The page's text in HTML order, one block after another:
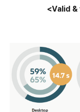
<Valid